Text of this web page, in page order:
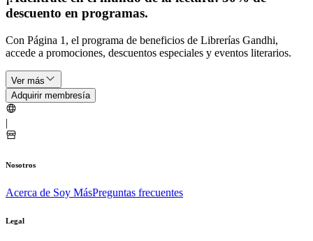
descuento en programas.
Con Página 1, el programa de beneficios de Librerías Gandhi,
accede a promociones, descuentos especiales y eventos literarios.
Ver más
Adquirir membresía
|
Nosotros
Acerca de Soy MásPreguntas frecuentes
Legal